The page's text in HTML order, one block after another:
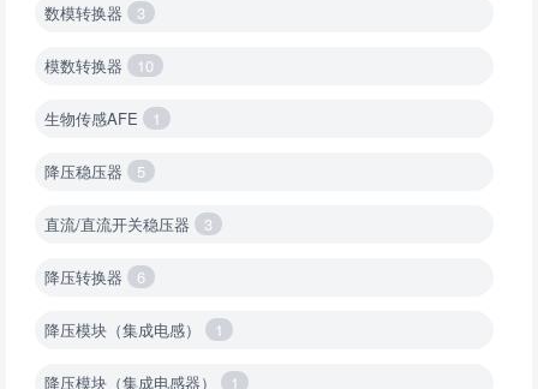
数模转换器 3
模数转换器 10
生物传感AFE 1
降压稳压器 5
直流/直流开关稳压器 3
降压转换器 6
降压模块（集成电感） 1
降压模块（集成电感器） 1